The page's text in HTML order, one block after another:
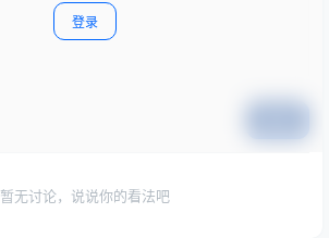
登录
暂无讨论，说说你的看法吧